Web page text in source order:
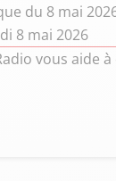
du 8 mai
8 mai 2026
vous aide